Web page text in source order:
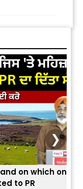
which only 3
❯